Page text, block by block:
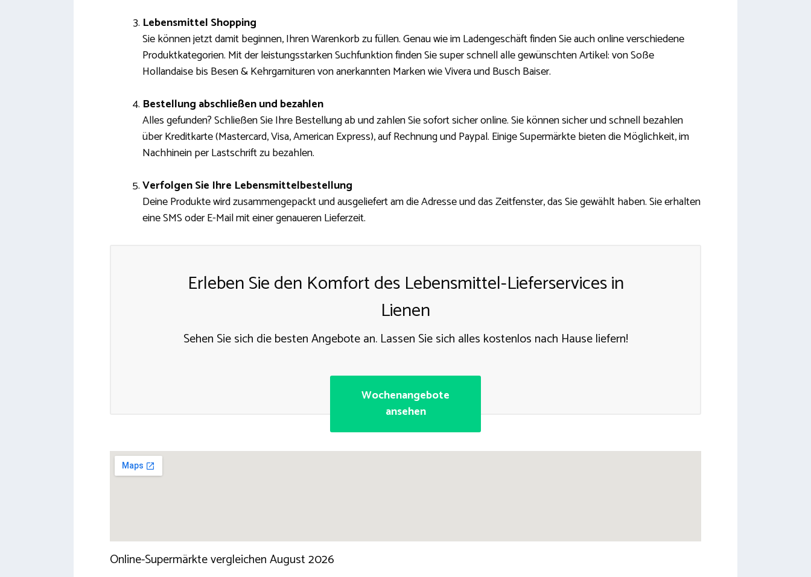
Lebensmittel Shopping
Sie können jetzt damit beginnen, Ihren Warenkorb zu füllen. Genau wie im Ladengeschäft finden Sie auch online verschiedene
Produktkategorien. Mit der leistungsstarken Suchfunktion finden Sie super schnell alle gewünschten Artikel: von Soße
Hollandaise bis Besen & Kehrgarnituren von anerkannten Marken wie Vivera und Busch Baiser.
Bestellung abschließen und bezahlen
Alles gefunden? Schließen Sie Ihre Bestellung ab und zahlen Sie sofort sicher online. Sie können sicher und schnell bezahlen
über Kreditkarte (Mastercard, Visa, American Express), auf Rechnung und Paypal. Einige Supermärkte bieten die Möglichkeit, im
Nachhinein per Lastschrift zu bezahlen.
Verfolgen Sie Ihre Lebensmittelbestellung
Deine Produkte wird zusammengepackt und ausgeliefert am die Adresse und das Zeitfenster, das Sie gewählt haben. Sie erhalten
eine SMS oder E-Mail mit einer genaueren Lieferzeit.
Erleben Sie den Komfort des Lebensmittel-Lieferservices in
Lienen
Sehen Sie sich die besten Angebote an. Lassen Sie sich alles kostenlos nach Hause liefern!
Wochenangebote
ansehen
Online-Supermärkte vergleichen August 2026